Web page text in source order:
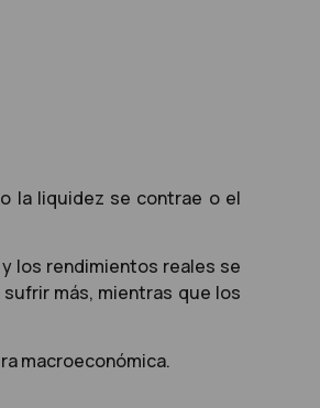
la liquidez se contrae o el
los rendimientos reales se
más, mientras que los
macroeconómica.